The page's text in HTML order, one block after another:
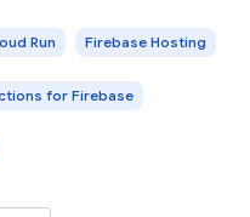
Run Firebase Hosting
for Firebase